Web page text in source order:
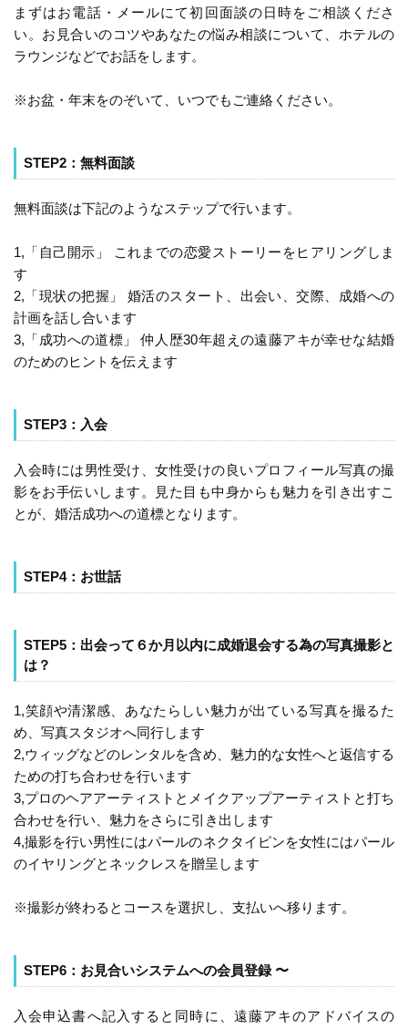
まずはお電話・メールにて初回面談の日時をご相談くださ
い。お見合いのコツやあなたの悩み相談について、ホテルの
ラウンジなどでお話をします。
※お盆・年末をのぞいて、いつでもご連絡ください。
STEP2：無料面談
無料面談は下記のようなステップで行います。
1,「自己開示」 これまでの恋愛ストーリーをヒアリングしま
す
2,「現状の把握」 婚活のスタート、出会い、交際、成婚への
計画を話し合います
3,「成功への道標」 仲人歴30年超えの遠藤アキが幸せな結婚
のためのヒントを伝えます
STEP3：入会
入会時には男性受け、女性受けの良いプロフィール写真の撮
影をお手伝いします。見た目も中身からも魅力を引き出すこ
とが、婚活成功への道標となります。
STEP4：お世話
STEP5：出会って６か月以内に成婚退会する為の写真撮影と
は？
1,笑顔や清潔感、あなたらしい魅力が出ている写真を撮るた
め、写真スタジオへ同行します
2,ウィッグなどのレンタルを含め、魅力的な女性へと返信する
ための打ち合わせを行います
3,プロのヘアアーティストとメイクアップアーティストと打ち
合わせを行い、魅力をさらに引き出します
4,撮影を行い男性にはパールのネクタイピンを女性にはパール
のイヤリングとネックレスを贈呈します
※撮影が終わるとコースを選択し、支払いへ移ります。
STEP6：お見合いシステムへの会員登録 〜
入会申込書へ記入すると同時に、遠藤アキのアドバイスの